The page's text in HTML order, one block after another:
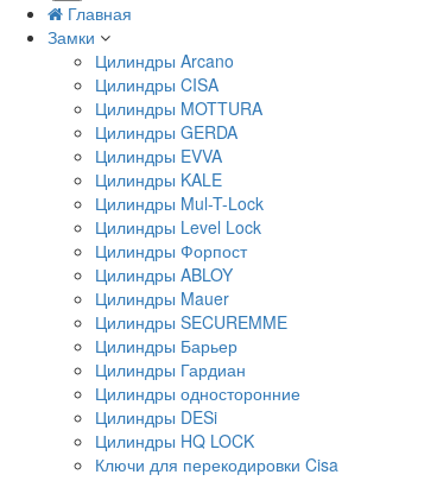
Главная
Замки
Цилиндры Arcano
Цилиндры CISA
Цилиндры MOTTURA
Цилиндры GERDA
Цилиндры EVVA
Цилиндры KALE
Цилиндры Mul-T-Lock
Цилиндры Level Lock
Цилиндры Форпост
Цилиндры ABLOY
Цилиндры Mauer
Цилиндры SECUREMME
Цилиндры Барьер
Цилиндры Гардиан
Цилиндры односторонние
Цилиндры DESi
Цилиндры HQ LOCK
Ключи для перекодировки Cisa